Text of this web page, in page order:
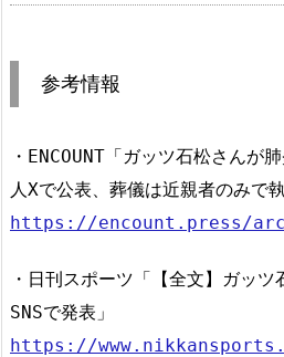
参考情報
・ENCOUNT「ガッツ石松さん
人Xで公表、葬儀は近親者のみで執
https://encount.press/
・日刊スポーツ「【全文】ガッ
SNSで発表」
https://